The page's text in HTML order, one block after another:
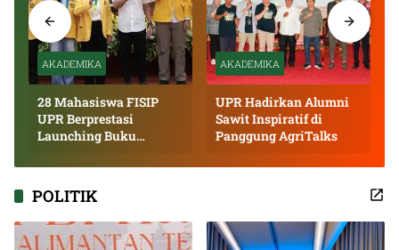
AKADEMIKA
28 Mahasiswa FISIP
UPR Berprestasi
Launching Buku
AKADEMIKA
UPR Hadirkan Alumni
Sawit Inspiratif di
Panggung AgriTalks
POLITIK